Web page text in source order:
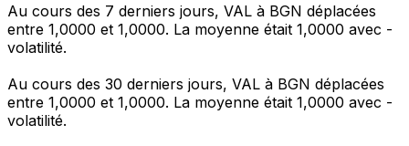
Au cours des 7 derniers jours, VAL à BGN déplacées
entre 1,0000 et 1,0000. La moyenne était 1,0000 avec -
volatilité.
Au cours des 30 derniers jours, VAL à BGN déplacées
entre 1,0000 et 1,0000. La moyenne était 1,0000 avec -
volatilité.